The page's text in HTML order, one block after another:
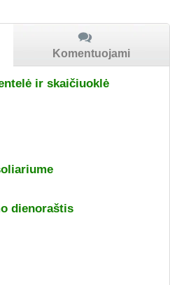
Komentuojami
ir skaičiuoklė
dienoraštis